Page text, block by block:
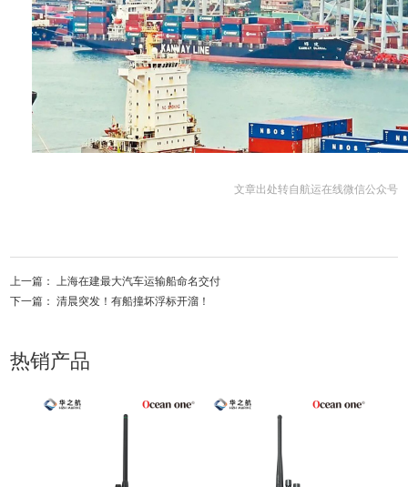
文章出处转自航运在线微信公众号
上一篇：
上海在建最大汽车运输船命名交付
下一篇：清晨突发！有船撞坏浮标开溜！
热销产品